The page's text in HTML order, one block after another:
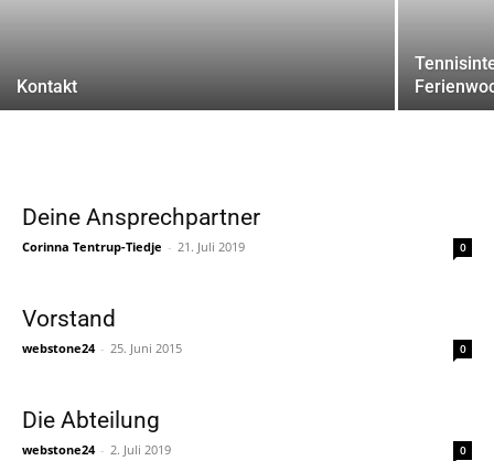
Kontakt
Deine Ansprechpartner
Corinna Tentrup-Tiedje - 21. Juli 2019 0
Vorstand
webstone24 - 25. Juni 2015 0
Die Abteilung
webstone24 - 2. Juli 2019 0